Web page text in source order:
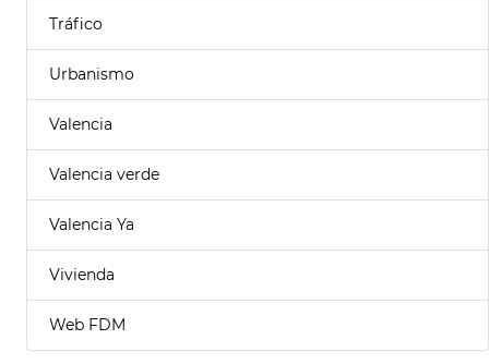
Tráfico
Urbanismo
Valencia
Valencia verde
Valencia Ya
Vivienda
Web FDM